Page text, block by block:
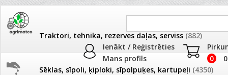
Ienākt / Reģistrēties
Mans profils
0
Traktori, tehnika, rezerves daļas, serviss (882)
Sēklas, sīpoli, ķiploki, sīpolpuķes, kartupeļi (4350)